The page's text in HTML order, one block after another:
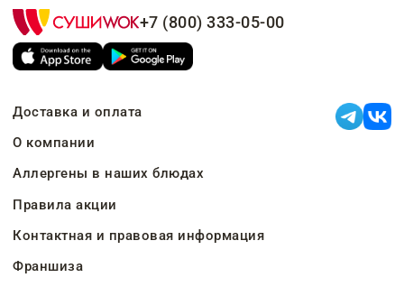
+7 (800) 333-05-00
Доставка и оплата
О компании
Аллергены в наших блюдах
Правила акции
Контактная и правовая информация
Франшиза